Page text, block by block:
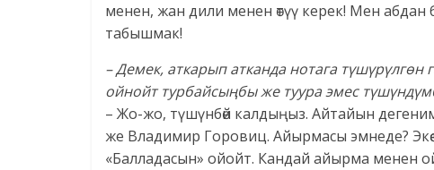
менен, жан дили менен өтүү керек! Мен
табышмак!
– Демек, аткарып атканда нотага
ойнойт турбайсыңбы же туура эмес
– Жо-жо, түшүнбөй калдыңыз. Айтайын
же Владимир Горовиц. Айырмасы эмнеде?
«Балладасын» ойойт. Кандай айырма менен